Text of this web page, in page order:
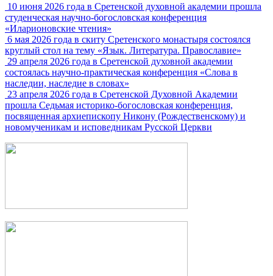
10 июня 2026 года в Сретенской духовной академии прошла
студенческая научно-богословская конференция
«Иларионовские чтения»
6 мая 2026 года в скиту Сретенского монастыря состоялся
круглый стол на тему «Язык. Литература. Православие»
29 апреля 2026 года в Сретенской духовной академии
состоялась научно-практическая конференция «Слова в
наследии, наследие в словах»
23 апреля 2026 года в Сретенской Духовной Академии
прошла Седьмая историко-богословская конференция,
посвященная архиепископу Никону (Рождественскому) и
новомученикам и исповедникам Русской Церкви